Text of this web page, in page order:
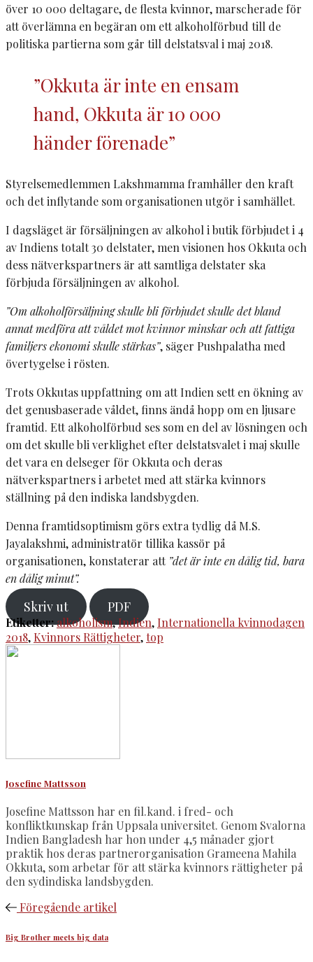
över 10 000 deltagare, de flesta kvinnor, marscherade för
att överlämna en begäran om ett alkoholförbud till de
politiska partierna som går till delstatsval i maj 2018.
”Okkuta är inte en ensam
hand, Okkuta är 10 000
händer förenade”
Styrelsemedlemmen Lakshmamma framhåller den kraft
och det inflytande som organisationen utgör i samhället.
I dagsläget är försäljningen av alkohol i butik förbjudet i 4
av Indiens totalt 30 delstater, men visionen hos Okkuta och
dess nätverkspartners är att samtliga delstater ska
förbjuda försäljningen av alkohol.
”Om alkoholförsäljning skulle bli förbjudet skulle det bland
annat medföra att våldet mot kvinnor minskar och att fattiga
familjers ekonomi skulle stärkas”, säger Pushpalatha med
övertygelse i rösten.
Trots Okkutas uppfattning om att Indien sett en ökning av
det genusbaserade våldet, finns ändå hopp om en ljusare
framtid. Ett alkoholförbud ses som en del av lösningen och
om det skulle bli verklighet efter delstatsvalet i maj skulle
det vara en delseger för Okkuta och deras
nätverkspartners i arbetet med att stärka kvinnors
ställning på den indiska landsbygden.
Denna framtidsoptimism görs extra tydlig då M.S.
Jayalakshmi, administratör tillika kassör på
organisationen, konstaterar att ”det är inte en dålig tid, bara
en dålig minut”.
Skriv ut PDF
Etiketter:alkoholism,Indien, Internationella kvinnodagen
2018, Kvinnors Rättigheter,top
Josefine Mattsson
Josefine Mattsson har en fil.kand. i fred- och
konfliktkunskap från Uppsala universitet. Genom Svalorna
Indien Bangladesh har hon under 4,5 månader gjort
praktik hos deras partnerorganisation Grameena Mahila
Okkuta, som arbetar för att stärka kvinnors rättigheter på
den sydindiska landsbygden.
Föregående artikel
Big Brother meets big data